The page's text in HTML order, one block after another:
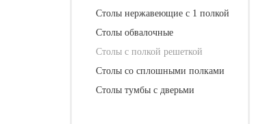
Столы нержавеющие с 1 полкой
Столы обвалочные
Столы с полкой решеткой
Столы со сплошными полками
Столы тумбы с дверьми